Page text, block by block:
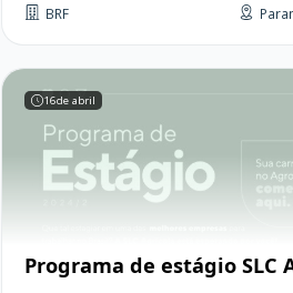
BRF
16de abril
Programa de estágio SLC